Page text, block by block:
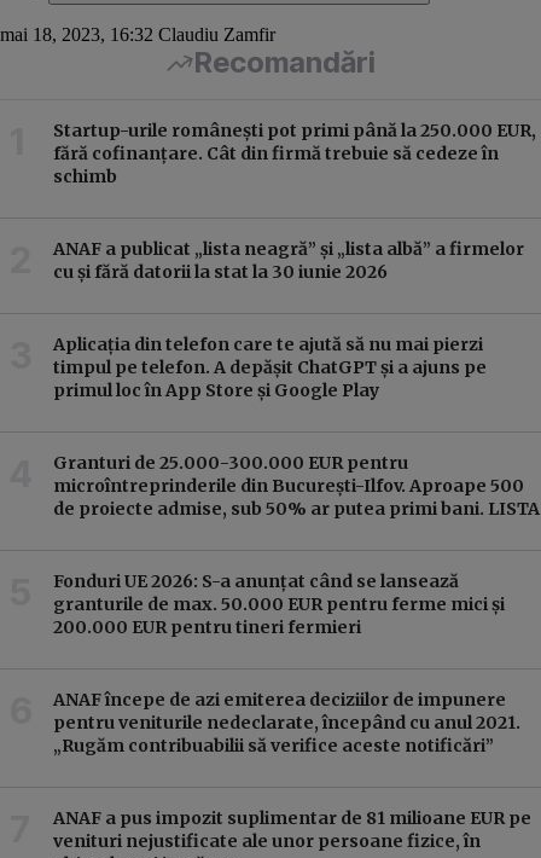
mai 18, 2023, 16:32 Claudiu Zamfir
Recomandări
Startup-urile românești pot primi până la 250.000 EUR,
fără cofinanțare. Cât din firmă trebuie să cedeze în
schimb
ANAF a publicat „lista neagră” și „lista albă” a firmelor
cu și fără datorii la stat la 30 iunie 2026
Aplicația din telefon care te ajută să nu mai pierzi
timpul pe telefon. A depășit ChatGPT și a ajuns pe
primul loc în App Store și Google Play
Granturi de 25.000-300.000 EUR pentru
microîntreprinderile din București-Ilfov. Aproape 500
de proiecte admise, sub 50% ar putea primi bani. LISTA
Fonduri UE 2026: S-a anunțat când se lansează
granturile de max. 50.000 EUR pentru ferme mici și
200.000 EUR pentru tineri fermieri
ANAF începe de azi emiterea deciziilor de impunere
pentru veniturile nedeclarate, începând cu anul 2021.
„Rugăm contribuabilii să verifice aceste notificări”
ANAF a pus impozit suplimentar de 81 milioane EUR pe
venituri nejustificate ale unor persoane fizice, în